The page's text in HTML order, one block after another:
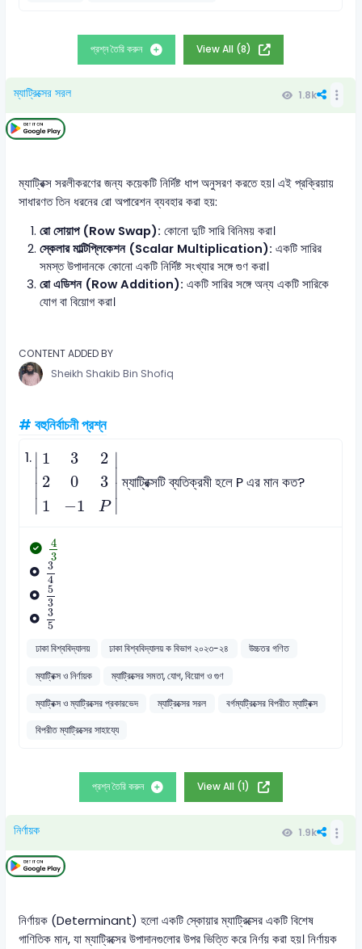
প্রশ্ন তৈরি করুন View All (8)
ম্যাট্রিক্সের সরল 1.8k
ম্যাট্রিক্স সরলীকরণের জন্য কয়েকটি নির্দিষ্ট ধাপ অনুসরণ করতে হয়। এই প্রক্রিয়ায়
সাধারণত তিন ধরনের রো অপারেশন ব্যবহার করা হয়:
রো সোয়াপ (Row Swap): কোনো দুটি সারি বিনিময় করা।
স্কেলার মাল্টিপ্লিকেশন (Scalar Multiplication): একটি সারির
সমস্ত উপাদানকে কোনো একটি নির্দিষ্ট সংখ্যার সঙ্গে গুণ করা।
রো এডিশন (Row Addition): একটি সারির সঙ্গে অন্য একটি সারিকে
যোগ বা বিয়োগ করা।
CONTENT ADDED BY
Sheikh Shakib Bin Shofiq
# বহুনির্বাচনী প্রশ্ন
1.
∣
∣
1 3
2
2
0
3
1
−1 P
∣
∣
1 3 0 -1P
ম্যাট্রিক্সটি ব্যতিক্রমী হলে P এর মান কত?
4
3
4
3
4
34
5
3
5
3
5
3
ঢাকা বিশ্ববিদ্যালয় ঢাকা বিশ্ববিদ্যালয় ক বিভাগ ২০২৩-২৪
উচ্চতর গণিত
ম্যাট্রিক্স ও নির্ণায়ক
ম্যাট্রিক্সের সমতা, যোগ, বিয়োগ ও গুণ
ম্যাট্রিক্স ও ম্যাট্রিক্সের প্রকারভেদ
ম্যাট্রিক্সের সরল
বর্গম্যট্রিক্সের বিপরীত ম্যাট্রিক্স
বিপরীত ম্যাট্রিক্সের সাহায্যে
প্রশ্ন তৈরি করুন View All (1)
নির্ণায়ক 1.9k
নির্ণায়ক (Determinant) হলো একটি স্কোয়ার ম্যাট্রিক্সের একটি বিশেষ
গাণিতিক মান, যা ম্যাট্রিক্সের উপাদানগুলোর উপর ভিত্তি করে নির্ণয় করা হয়। নির্ণায়ক